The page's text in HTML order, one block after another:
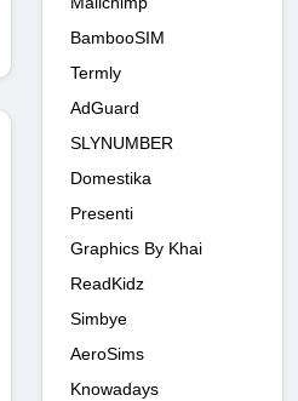
BambooSIM
Termly
AdGuard
SLYNUMBER
Domestika
Presenti
Graphics By Khai
ReadKidz
Simbye
AeroSims
Knowadays